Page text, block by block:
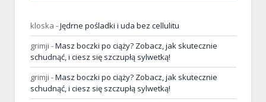
kloska -Jędrne pośladki i uda bez cellulitu
grimji -Masz boczki po ciąży? Zobacz, jak skutecznie
schudnąć, i ciesz się szczupłą sylwetką!
grimji -Masz boczki po ciąży? Zobacz, jak skutecznie
schudnąć, i ciesz się szczupłą sylwetką!